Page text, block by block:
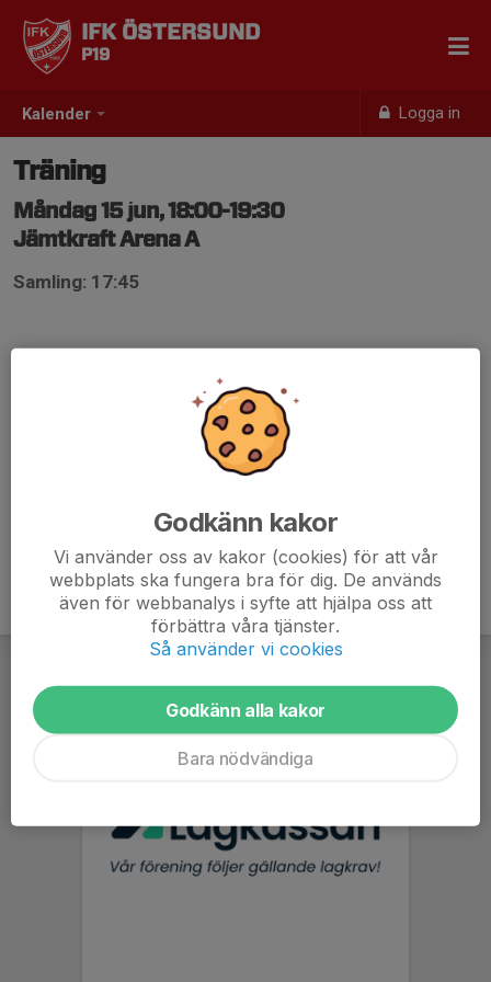
Kalender Logga in
IFK ÖSTERSUND
P19
Träning
Måndag 15 jun, 18:00-19:30
Jämtkraft Arena A
Samling: 17:45
Godkänn kakor
Vi använder oss av kakor (cookies) för att vår
webbplats ska fungera bra för dig. De används
även för webbanalys i syfte att hjälpa oss att
förbättra våra tjänster.
Så använder vi cookies
Godkänn alla kakor
Bara nödvändiga